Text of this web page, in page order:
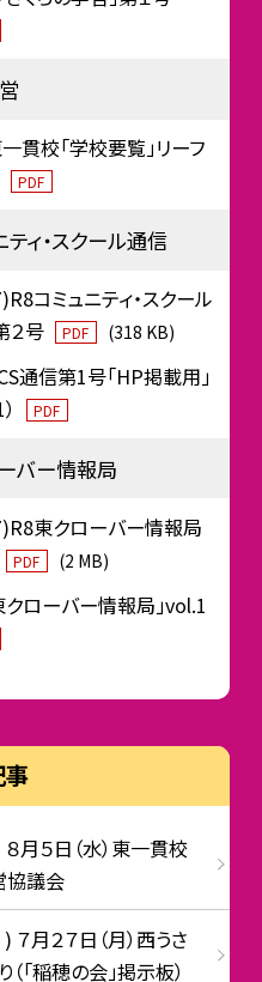
一貫校「学校要覧」リーフ
PDF
ティ・スクール通信
コミュニティ・スクール
２号
PDF (318 KB)
通信第1号「HP掲載用」
PDF
バー情報局
東クローバー情報局
PDF (2 MB)
クローバー情報局」vol.1
月５日（水）東一貫校
協議会
月２７日（月）西うさ
（「稲穂の会」掲示板）